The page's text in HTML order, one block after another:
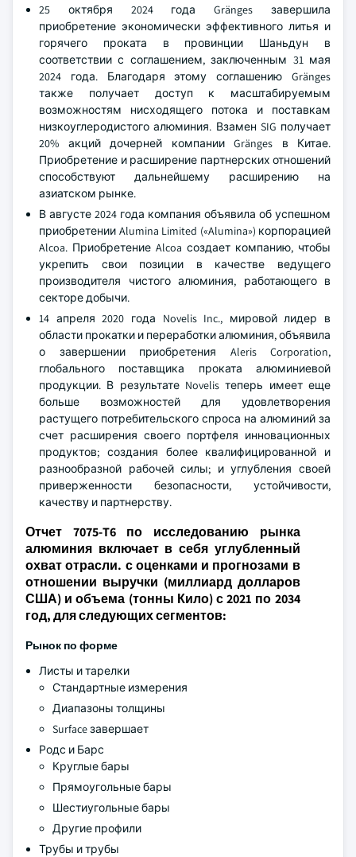
25 октября 2024 года Gränges завершила
приобретение экономически эффективного литья и
горячего проката в провинции Шаньдун в
соответствии с соглашением, заключенным 31 мая
2024 года. Благодаря этому соглашению Gränges
также получает доступ к масштабируемым
возможностям нисходящего потока и поставкам
низкоуглеродистого алюминия. Взамен SIG получает
20% акций дочерней компании Gränges в Китае.
Приобретение и расширение партнерских отношений
способствуют дальнейшему расширению на
азиатском рынке.
В августе 2024 года компания объявила об успешном
приобретении Alumina Limited («Alumina») корпорацией
Alcoa. Приобретение Alcoa создает компанию, чтобы
укрепить свои позиции в качестве ведущего
производителя чистого алюминия, работающего в
секторе добычи.
14 апреля 2020 года Novelis Inc., мировой лидер в
области прокатки и переработки алюминия, объявила
о завершении приобретения Aleris Corporation,
глобального поставщика проката алюминиевой
продукции. В результате Novelis теперь имеет еще
больше возможностей для удовлетворения
растущего потребительского спроса на алюминий за
счет расширения своего портфеля инновационных
продуктов; создания более квалифицированной и
разнообразной рабочей силы; и углубления своей
приверженности безопасности, устойчивости,
качеству и партнерству.
Отчет 7075-T6 по исследованию рынка
алюминия включает в себя углубленный
охват отрасли. с оценками и прогнозами в
отношении выручки (миллиард долларов
США) и объема (тонны Кило) с 2021 по 2034
год, для следующих сегментов:
Рынок по форме
Листы и тарелки
Стандартные измерения
Диапазоны толщины
Surface завершает
Родс и Барс
Круглые бары
Прямоугольные бары
Шестиугольные бары
Другие профили
Трубы и трубы